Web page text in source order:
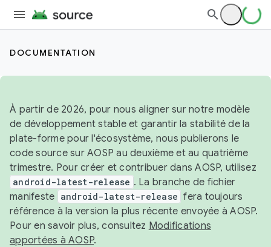
DOCUMENTATION
À partir de 2026, pour nous aligner sur notre modèle
de développement stable et garantir la stabilité de la
plate-forme pour l'écosystème, nous publierons le
code source sur AOSP au deuxième et au quatrième
trimestre. Pour créer et contribuer dans AOSP, utilisez
android-latest-release . La branche de fichier
manifeste android-latest-release fera toujours
référence à la version la plus récente envoyée à AOSP.
Pour en savoir plus, consultez Modifications
apportées à AOSP.